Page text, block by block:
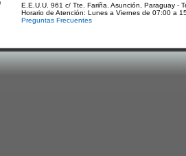
E.E.U.U. 961 c/ Tte. Fariña. Asunción, Paraguay -
Horario de Atención: Lunes a Viernes de 07:00 a
Preguntas Frecuentes